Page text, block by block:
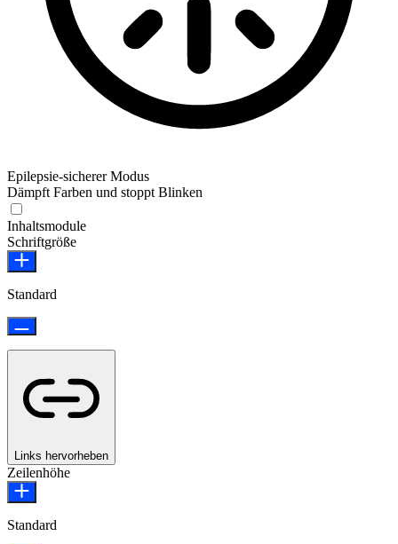
Epilepsie-sicherer Modus
Dämpft Farben und stoppt Blinken
Inhaltsmodule
Schriftgröße
Standard
Links hervorheben
Zeilenhöhe
Standard